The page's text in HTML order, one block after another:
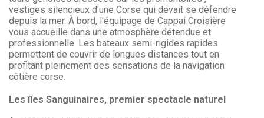
vestiges silencieux d'une Corse qui devait se défendre
depuis la mer. À bord, l'équipage de Cappai Croisière
vous accueille dans une atmosphère détendue et
professionnelle. Les bateaux semi-rigides rapides
permettent de couvrir de longues distances tout en
profitant pleinement des sensations de la navigation
côtière corse.
Les îles Sanguinaires, premier spectacle naturel